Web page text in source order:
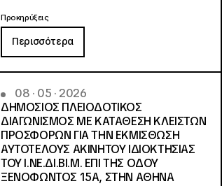
Προκηρύξεις
Περισσότερα
08 · 05 · 2026
ΔΗΜΟΣΙΟΣ ΠΛΕΙΟΔΟΤΙΚΟΣ
ΔΙΑΓΩΝΙΣΜΟΣ ΜΕ ΚΑΤΑΘΕΣΗ ΚΛΕΙΣΤΩΝ
ΠΡΟΣΦΟΡΩΝ ΓΙΑ ΤΗΝ ΕΚΜΙΣΘΩΣΗ
ΑΥΤΟΤΕΛΟΥΣ ΑΚΙΝΗΤΟΥ ΙΔΙΟΚΤΗΣΙΑΣ
ΤΟΥ Ι.ΝΕ.ΔΙ.ΒΙ.Μ. ΕΠΙ ΤΗΣ ΟΔΟΥ
ΞΕΝΟΦΩΝΤΟΣ 15Α, ΣΤΗΝ ΑΘΗΝΑ